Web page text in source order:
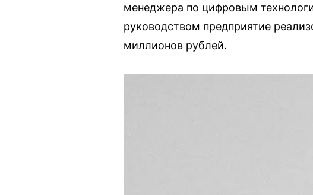
менеджера по цифровым
руководством предприятие
миллионов рублей.